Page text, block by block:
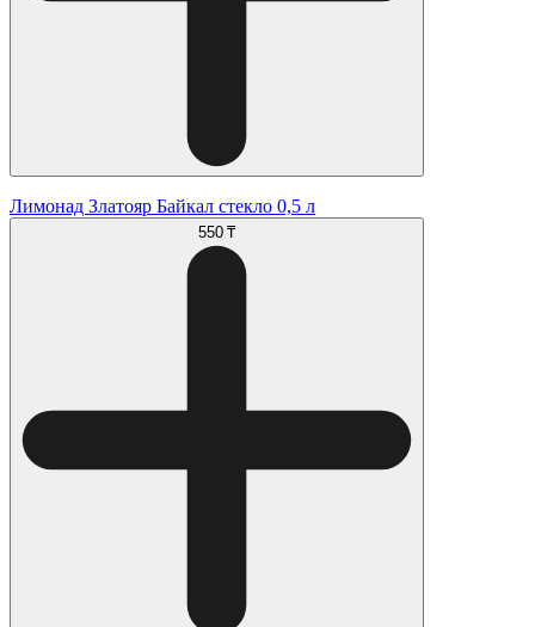
Лимонад Златояр Байкал стекло 0,5 л
550 ₸